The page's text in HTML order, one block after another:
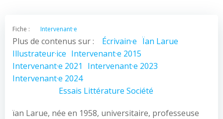
Fiche : Intervenant·e
Plus de contenus sur : Écrivain·e Ïan Larue
Illustrateur·ice Intervenant·e 2015
Intervenant·e 2021
Intervenant·e 2023
Intervenant·e 2024
Essais Littérature Société
ïan Larue, née en 1958, universitaire, professeuse